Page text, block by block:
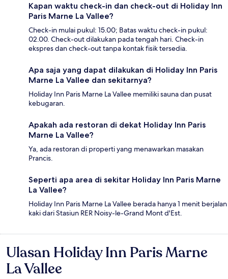
Kapan waktu check-in dan check-out di Holiday Inn
Paris Marne La Vallee?
Check-in mulai pukul: 15.00; Batas waktu check-in pukul:
02.00. Check-out dilakukan pada tengah hari. Check-in
ekspres dan check-out tanpa kontak fisik tersedia.
Apa saja yang dapat dilakukan di Holiday Inn Paris
Marne La Vallee dan sekitarnya?
Holiday Inn Paris Marne La Vallee memiliki sauna dan pusat
kebugaran.
Apakah ada restoran di dekat Holiday Inn Paris
Marne La Vallee?
Ya, ada restoran di properti yang menawarkan masakan
Prancis.
Seperti apa area di sekitar Holiday Inn Paris Marne
La Vallee?
Holiday Inn Paris Marne La Vallee berada hanya 1 menit berjalan
kaki dari Stasiun RER Noisy-le-Grand Mont d'Est.
Ulasan
Ulasan Holiday Inn Paris Marne
La Vallee